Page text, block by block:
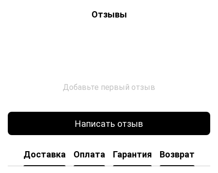
Отзывы
Добавьте первый отзыв
Написать отзыв
Доставка Оплата Гарантия Возврат